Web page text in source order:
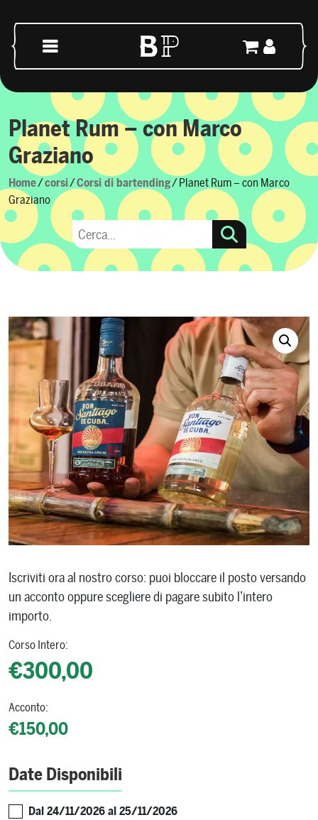
Navigazione principale
Planet Rum – con Marco
Graziano
Home/corsi/Corsi di bartending/ Planet Rum – con Marco
Graziano
Iscriviti ora al nostro corso: puoi bloccare il posto versando
un acconto oppure scegliere di pagare subito l’intero
importo.
Corso Intero:
€300,00
Acconto:
€150,00
Date Disponibili
Dal 24/11/2026 al 25/11/2026